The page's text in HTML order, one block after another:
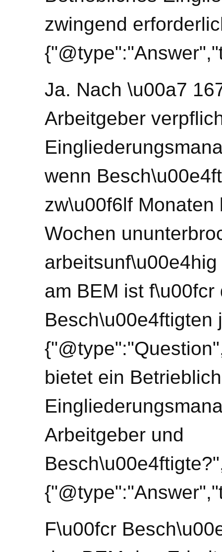
zwingend
Ja. Nach \u00a7
Arbeitgeber
wenn
zw\u00f6lf
Wochen
am BEM ist
Besch\u00e4ftigten
bietet ein
Arbeitgeber und
F\u00fcr